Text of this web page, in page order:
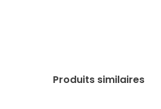
Produits similaires